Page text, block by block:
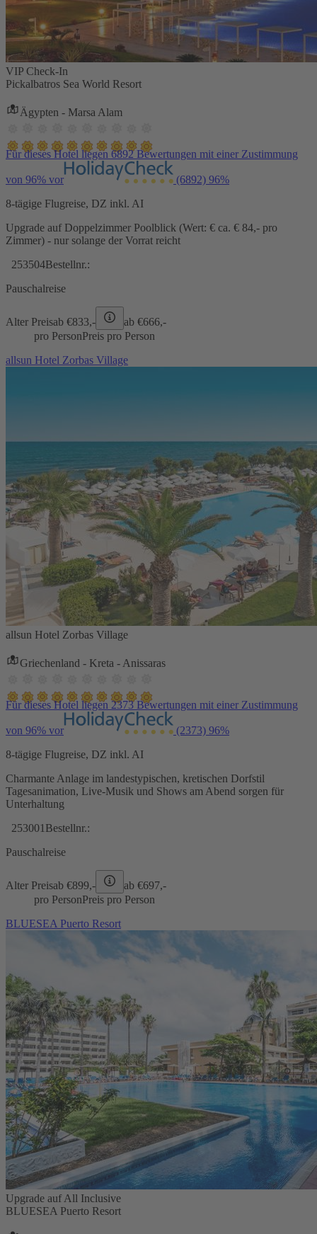
VIP Check-In
Pickalbatros Sea World Resort
Ägypten - Marsa Alam
Für dieses Hotel liegen 6892 Bewertungen mit einer Zustimmung
von 96% vor (6892) 96%
8-tägige Flugreise, DZ inkl. AI
Upgrade auf Doppelzimmer Poolblick (Wert: € ca. € 84,- pro
Zimmer) - nur solange der Vorrat reicht
253504Bestellnr.:
Pauschalreise
Alter Preisab €833,- ab €666,-
pro PersonPreis pro Person
allsun Hotel Zorbas Village
allsun Hotel Zorbas Village
Griechenland - Kreta - Anissaras
Für dieses Hotel liegen 2373 Bewertungen mit einer Zustimmung
von 96% vor (2373) 96%
8-tägige Flugreise, DZ inkl. AI
Charmante Anlage im landestypischen, kretischen Dorfstil
Tagesanimation, Live-Musik und Shows am Abend sorgen für
Unterhaltung
253001 Bestellnr.:
Pauschalreise
Alter Preisab €899,- ab €697,-
pro PersonPreis pro Person
BLUESEA Puerto Resort
Upgrade auf All Inclusive
BLUESEA Puerto Resort